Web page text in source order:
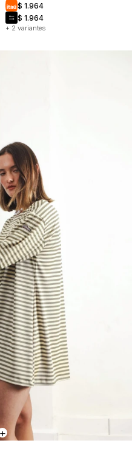
+ 2 variantes
$ 1.964
$ 1.964